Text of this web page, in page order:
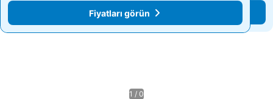
Fiyatları görün
Fiyatları görün
1 / 0